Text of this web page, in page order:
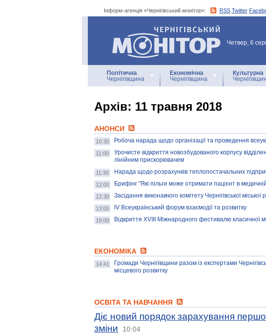
Інформ-агенція «Чернігівський монітор»: RSS Twitter
Інформ-агенція
«Чернігівський монітор»
Четвер, 6
Політична
Чернігівщина
Економічна
Чернігівщина
Культурна
Архiв: 11 травня 2018
АНОНСИ
10:30 Робоча нарада щодо організації та проведення
11:00
Урочисте відкриття новозбудованого корпусу
лінійним прискорювачем
11:30 Нарада щодо розрахунків теплопостачальних
12:00 Брифінг "Які пільги може отримати пацієнт в
12:30 Засідання виконавчого комітету Чернігівської міської
13:00 IV Всеукраїнський форум взаємодії та розвитку
19:00 Відкриття XVIII Міжнародного фестивалю класичної
ЕКОНОМІКА
14:41
Громади Чернігівщини разом із експертами
місцевого розвитку
ОСВІТА ТА НАВЧАННЯ
Діє новий порядок зарахування
зміни
10:04